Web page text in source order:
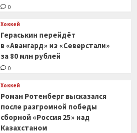
0
Хоккей
Гераськин перейдёт
в «Авангард» из «Северстали»
за 80 млн рублей
0
Хоккей
Роман Ротенберг высказался
после разгромной победы
сборной «Россия 25» над
Казахстаном